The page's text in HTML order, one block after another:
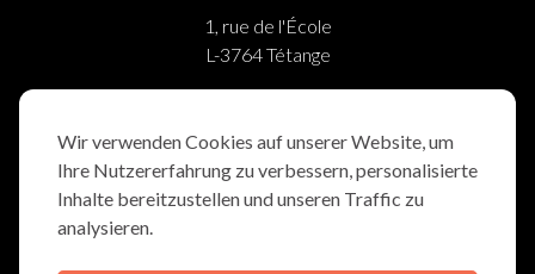
Wir verwenden Cookies auf unserer Website, um
Ihre Nutzererfahrung zu verbessern, personalisierte
Inhalte bereitzustellen und unseren Traffic zu
analysieren.
1, rue de l'École
L-3764 Tétange
L-8710 Boevange/Attert
FOLGEN SIE UNS